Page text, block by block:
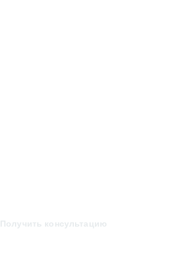
Получить консультацию